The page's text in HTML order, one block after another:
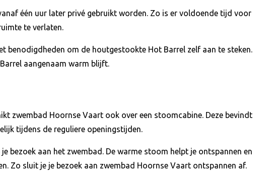
één uur later privé gebruikt worden. Zo is er voldoende tijd voor
te verlaten.
benodigdheden om de houtgestookte Hot Barrel zelf aan te steken.
aangenaam warm blijft.
zwembad Hoornse Vaart ook over een stoomcabine. Deze bevindt
tijdens de reguliere openingstijden.
bezoek aan het zwembad. De warme stoom helpt je ontspannen en
Zo sluit je je bezoek aan zwembad Hoornse Vaart ontspannen af.